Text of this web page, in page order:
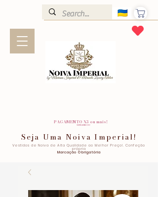
PAGAMENTO X3 ou mais!
SEM JUROS!
Seja Uma Noiva Imperial!
Vestidos de Noiva de Alta Qualidade ao Melhor Preço!. Confeção
própria
Marcação Obrigatória